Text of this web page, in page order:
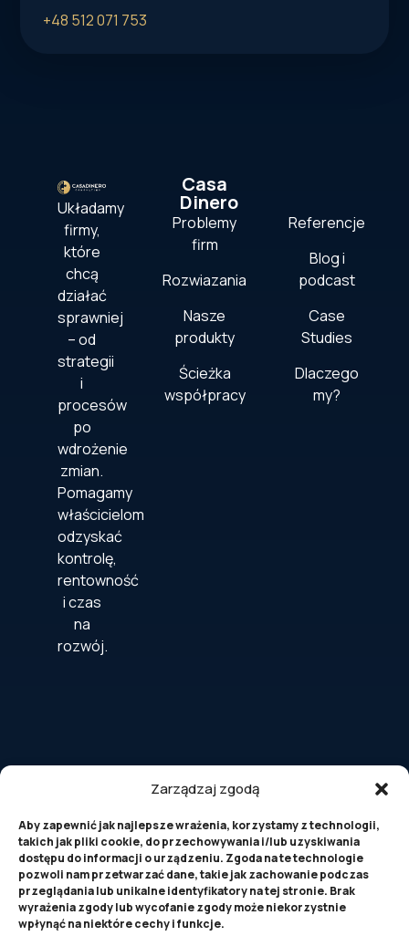
Zarządzaj zgodą
Aby zapewnić jak najlepsze wrażenia, korzystamy z technologii,
takich jak pliki cookie, do przechowywania i/lub uzyskiwania
dostępu do informacji o urządzeniu. Zgoda na te technologie
pozwoli nam przetwarzać dane, takie jak zachowanie podczas
przeglądania lub unikalne identyfikatory na tej stronie. Brak
wyrażenia zgody lub wycofanie zgody może niekorzystnie
wpłynąć na niektóre cechy i funkcje.
+48 512 071 753
Układamy
firmy,
które
chcą
działać
sprawniej
– od
strategii
i
procesów
po
wdrożenie
zmian.
Pomagamy
właścicielom
odzyskać
kontrolę,
rentowność
i czas
na
rozwój.
Casa
Dinero
Problemy
firm
Rozwiazania
Nasze
produkty
Ścieżka
współpracy
Referencje
Blog i
podcast
Case
Studies
Dlaczego
my?
© 2026 Casa
Dinero. All rights